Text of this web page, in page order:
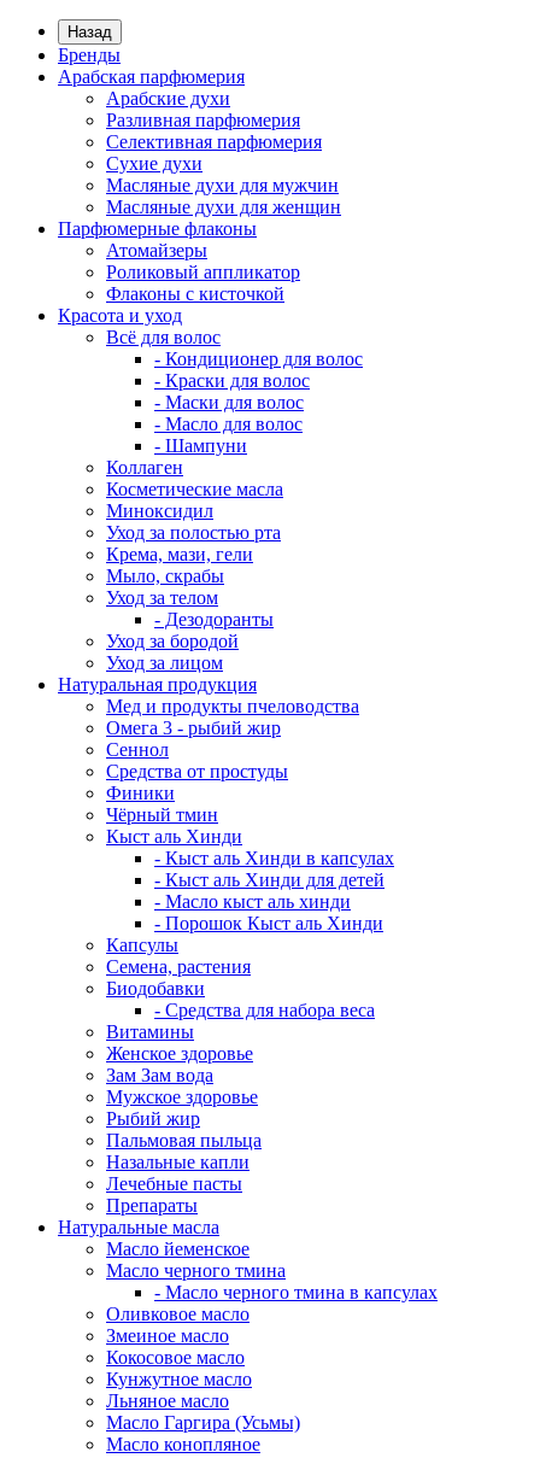
Назад
Бренды
Арабская парфюмерия
Арабские духи
Разливная парфюмерия
Селективная парфюмерия
Сухие духи
Масляные духи для мужчин
Масляные духи для женщин
Парфюмерные флаконы
Атомайзеры
Роликовый аппликатор
Флаконы с кисточкой
Красота и уход
Всё для волос
- Кондиционер для волос
- Краски для волос
- Маски для волос
- Масло для волос
- Шампуни
Коллаген
Косметические масла
Миноксидил
Уход за полостью рта
Крема, мази, гели
Мыло, скрабы
Уход за телом
- Дезодоранты
Уход за бородой
Уход за лицом
Натуральная продукция
Мед и продукты пчеловодства
Омега 3 - рыбий жир
Сеннол
Средства от простуды
Финики
Чёрный тмин
Кыст аль Хинди
- Кыст аль Хинди в капсулах
- Кыст аль Хинди для детей
- Масло кыст аль хинди
- Порошок Кыст аль Хинди
Капсулы
Семена, растения
Биодобавки
- Средства для набора веса
Витамины
Женское здоровье
Зам Зам вода
Мужское здоровье
Рыбий жир
Пальмовая пыльца
Назальные капли
Лечебные пасты
Препараты
Натуральные масла
Масло йеменское
Масло черного тмина
- Масло черного тмина в капсулах
Оливковое масло
Змеиное масло
Кокосовое масло
Кунжутное масло
Льняное масло
Масло Гаргира (Усьмы)
Масло конопляное